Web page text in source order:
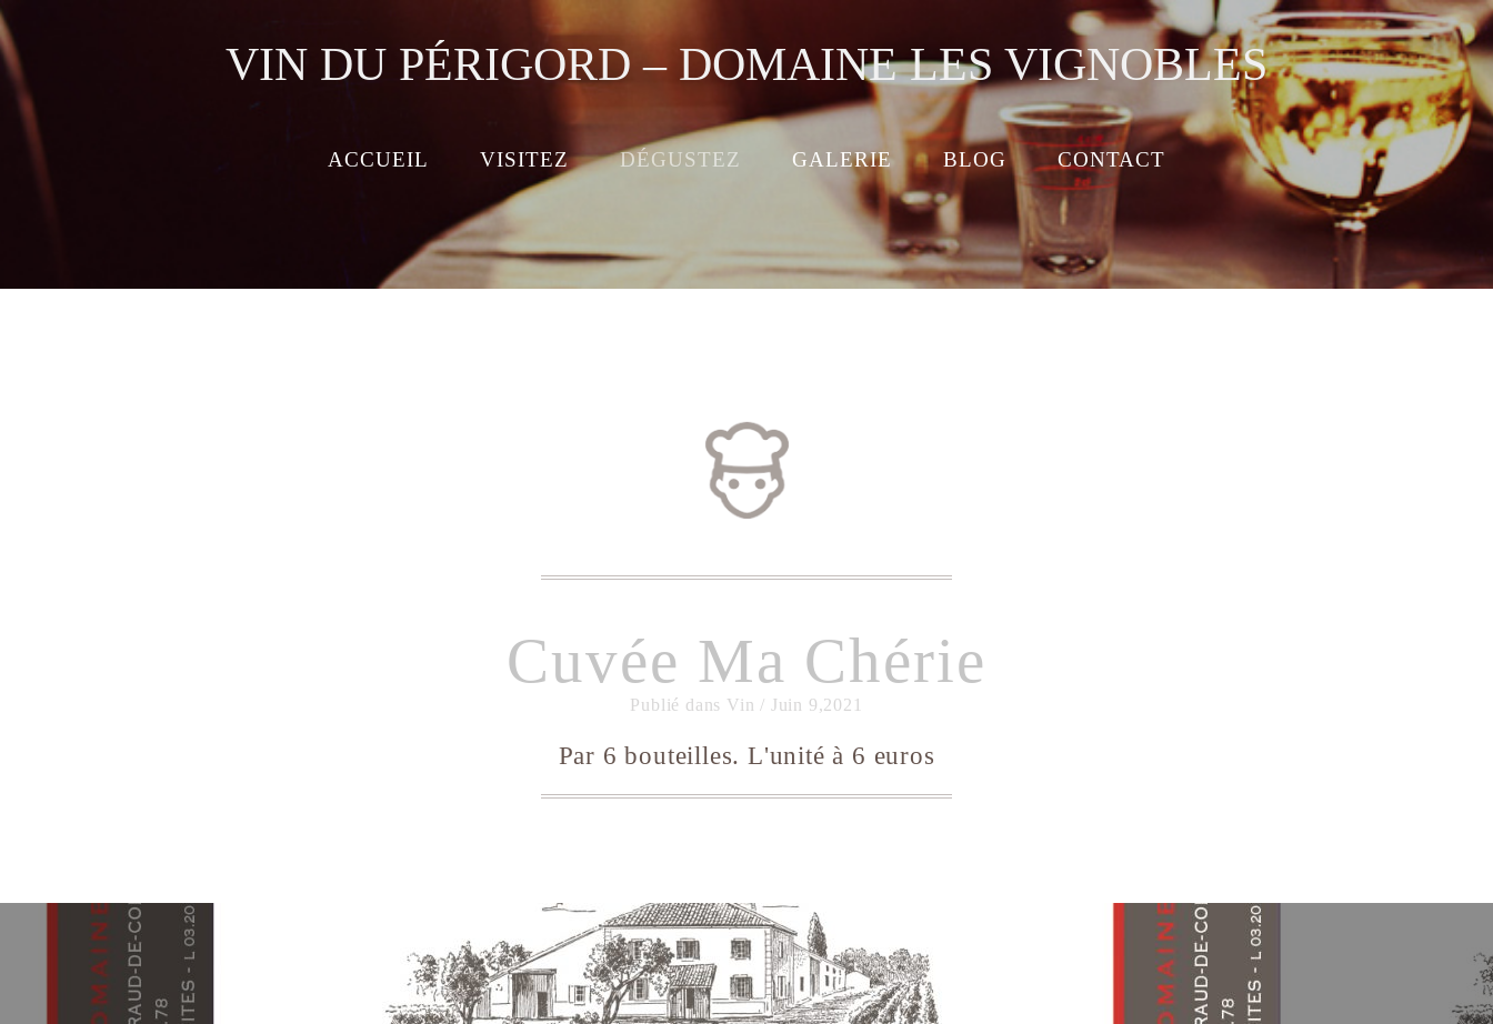
VIN DU PÉRIGORD – DOMAINE LES VIGNOBLES
ACCUEIL VISITEZ DÉGUSTEZ GALERIE BLOG CONTACT
Cuvée Ma Chérie
Publié dans Vin / Juin 9,2021
Par 6 bouteilles. L'unité à 6 euros